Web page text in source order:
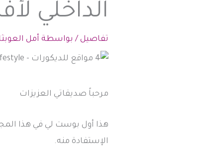
الداخلي
تفاصيل / بواسطة أمل
مرحباً صديقاتي العزيزات
هذا أول بوست لي في هذا
الإستفادة منه.